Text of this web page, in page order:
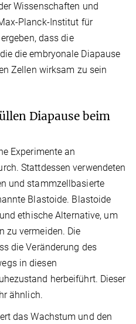
Wissenschaften und
Planck-Institut für
dass die
die embryonale Diapause
Zellen wirksam zu sein
Diapause beim
Experimente an
Stattdessen verwendeten
und stammzellbasierte
Blastoide. Blastoide
ethische Alternative, um
zu vermeiden. Die
die Veränderung des
in diesen
herbeiführt. Dieser
ähnlich.
das Wachstum und den